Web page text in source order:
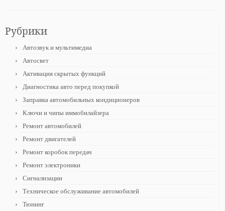
Рубрики
Автозвук и мультимедиа
Автосвет
Активация скрытых функций
Диагностика авто перед покупкой
Заправка автомобильных кондиционеров
Ключи и чипы иммобилайзера
Ремонт автомобилей
Ремонт двигателей
Ремонт коробок передач
Ремонт электроники
Сигнализации
Техническое обслуживание автомобилей
Тюнинг